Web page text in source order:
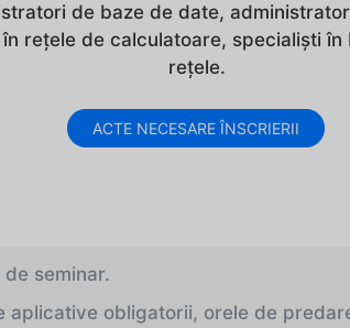
de baze de date,
reţele de calculatoare, specialişti în
reţele.
ACTE NECESARE ÎNSCRIERII
seminar.
obligatorii, orele de